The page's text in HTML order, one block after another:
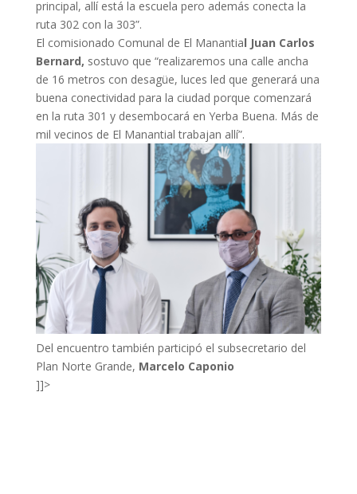
principal, allí está la escuela pero además conecta la
ruta 302 con la 303”.
El comisionado Comunal de El Manantial Juan Carlos
Bernard, sostuvo que “realizaremos una calle ancha
de 16 metros con desagüe, luces led que generará una
buena conectividad para la ciudad porque comenzará
en la ruta 301 y desembocará en Yerba Buena. Más de
mil vecinos de El Manantial trabajan allí”.
Del encuentro también participó el subsecretario del
Plan Norte Grande, Marcelo Caponio
]]>